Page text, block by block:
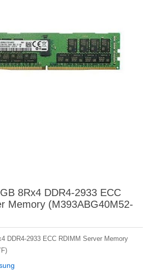
8Rx4 DDR4-2933 ECC
Memory (M393ABG40M52-
DDR4-2933 ECC RDIMM Server Memory